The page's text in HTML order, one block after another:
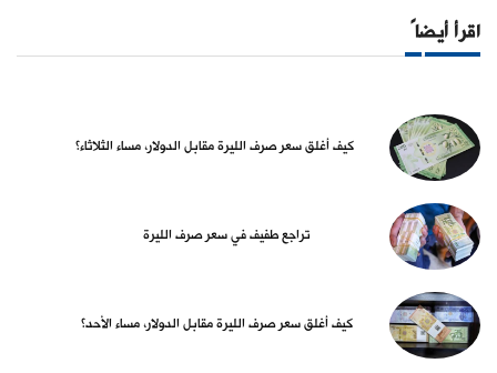
اقرأ أيضاً
كيف أغلق سعر صرف الليرة مقابل الدولار، مساء الثلاثاء؟
تراجع طفيف في سعر صرف الليرة
كيف أغلق سعر صرف الليرة مقابل الدولار، مساء الأحد؟